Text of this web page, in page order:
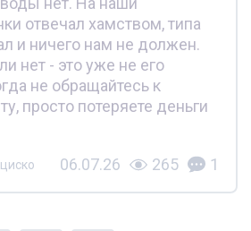
отвечал хамством, типа
и ничего нам не должен.
нет - это уже не его
не обращайтесь к
просто потеряете деньги
06.07.26 265 1